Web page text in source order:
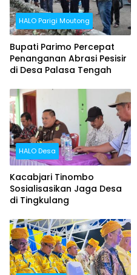
HALO Parigi Moutong
Bupati Parimo Percepat
Penanganan Abrasi Pesisir
di Desa Palasa Tengah
HALO Desa
Kacabjari Tinombo
Sosialisasikan Jaga Desa
di Tingkulang